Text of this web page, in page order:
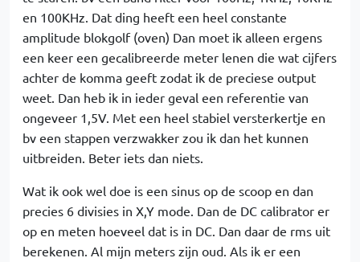
en 100KHz. Dat ding heeft een heel constante
amplitude blokgolf (oven) Dan moet ik alleen ergens
een keer een gecalibreerde meter lenen die wat cijfers
achter de komma geeft zodat ik de preciese output
weet. Dan heb ik in ieder geval een referentie van
ongeveer 1,5V. Met een heel stabiel versterkertje en
bv een stappen verzwakker zou ik dan het kunnen
uitbreiden. Beter iets dan niets.
Wat ik ook wel doe is een sinus op de scoop en dan
precies 6 divisies in X,Y mode. Dan de DC calibrator er
op en meten hoeveel dat is in DC. Dan daar de rms uit
berekenen. Al mijn meters zijn oud. Als ik er een